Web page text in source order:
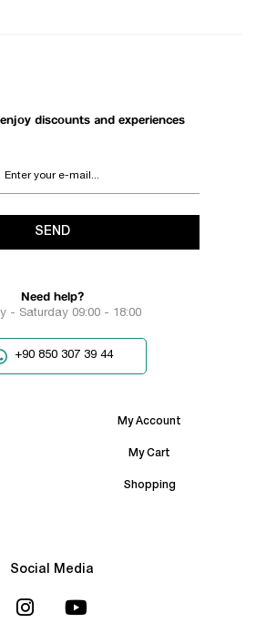
discounts and experiences
SEND
Need help?
- Saturday 09:00 - 18:00
+90 850 307 39 44
My Account
My Cart
Shopping
Social Media